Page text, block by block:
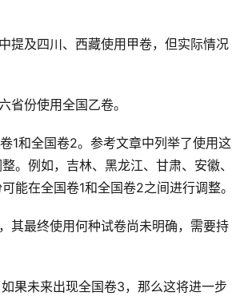
提及四川、西藏使用甲卷，但实际情况
省份使用全国乙卷。
1和全国卷2。参考文章中列举了使用这
。例如，吉林、黑龙江、甘肃、安徽、
能在全国卷1和全国卷2之间进行调整。
其最终使用何种试卷尚未明确，需要持